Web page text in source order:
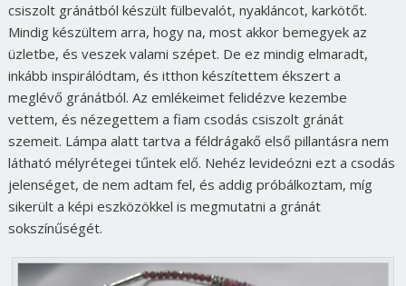
csiszolt gránátból készült fülbevalót, nyakláncot, karkötőt.
Mindig készültem arra, hogy na, most akkor bemegyek az
üzletbe, és veszek valami szépet. De ez mindig elmaradt,
inkább inspirálódtam, és itthon készítettem ékszert a
meglévő gránátból. Az emlékeimet felidézve kezembe
vettem, és nézegettem a fiam csodás csiszolt gránát
szemeit. Lámpa alatt tartva a féldrágakő első pillantásra nem
látható mélyrétegei tűntek elő. Nehéz levideózni ezt a csodás
jelenséget, de nem adtam fel, és addig próbálkoztam, míg
sikerült a képi eszközökkel is megmutatni a gránát
sokszínűségét.